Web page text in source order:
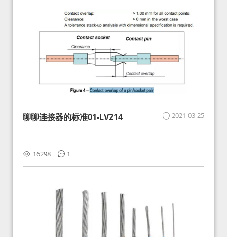
2021-03-25
聊聊连接器的标准01-LV214
16298 1